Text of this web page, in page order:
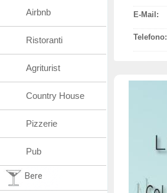
E-Mail:
Telefono:
Airbnb
Ristoranti
Agriturist
Country House
Pizzerie
Pub
Bere